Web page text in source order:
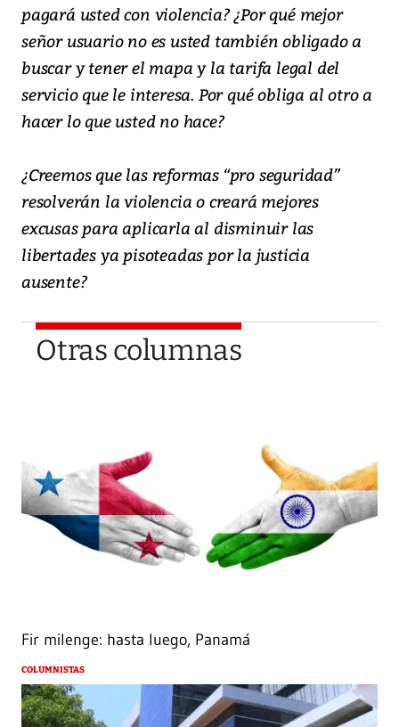
pagará usted con violencia? ¿Por qué mejor
señor usuario no es usted también obligado a
buscar y tener el mapa y la tarifa legal del
servicio que le interesa. Por qué obliga al otro a
hacer lo que usted no hace?
¿Creemos que las reformas “pro seguridad”
resolverán la violencia o creará mejores
excusas para aplicarla al disminuir las
libertades ya pisoteadas por la justicia
ausente?
Otras columnas
Fir milenge: hasta luego, Panamá
COLUMNISTAS